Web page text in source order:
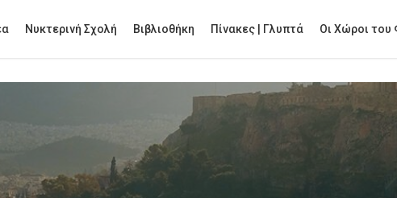
Νυκτερινή Σχολή Βιβλιοθήκη Πίνακες | Γλυπτά Οι Χώροι του